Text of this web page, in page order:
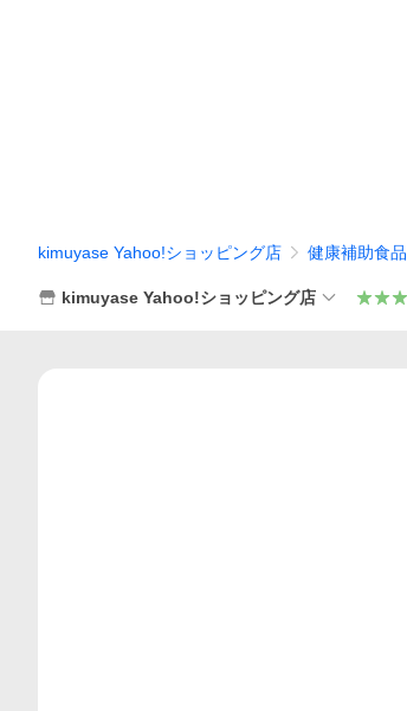
kimuyase Yahoo!ショッピング店 健康補助食品
kimuyase Yahoo!ショッピング店